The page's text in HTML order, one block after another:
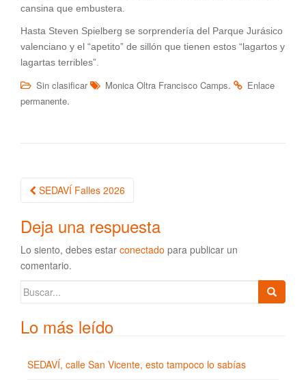
cansina que embustera.
Hasta Steven Spielberg se sorprendería del Parque Jurásico
valenciano y el “apetito” de sillón que tienen estos “lagartos y
lagartas terribles”.
Sin clasificar Monica Oltra Francisco Camps.
Enlace
permanente.
Navegación de la entrada
SEDAVÍ Falles 2026
Deja una respuesta
Lo siento, debes estar conectado para publicar un
comentario.
Buscar:
Lo más leído
SEDAVÍ, calle San Vicente, esto tampoco lo sabías